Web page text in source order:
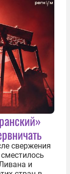
свержения
и